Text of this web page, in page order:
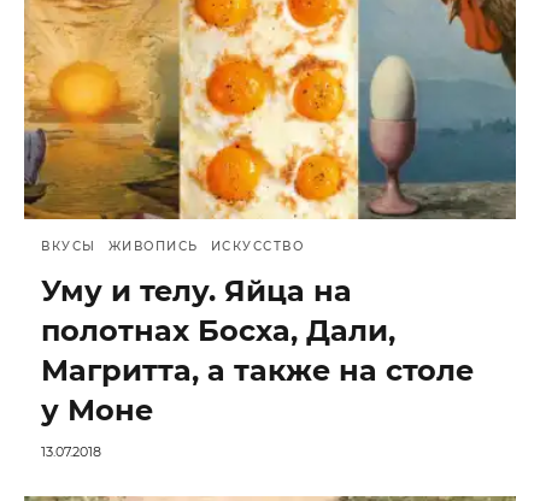
ВКУСЫ ЖИВОПИСЬ ИСКУССТВО
Уму и телу. Яйца на
полотнах Босха, Дали,
Магритта, а также на столе
у Моне
13.07.2018